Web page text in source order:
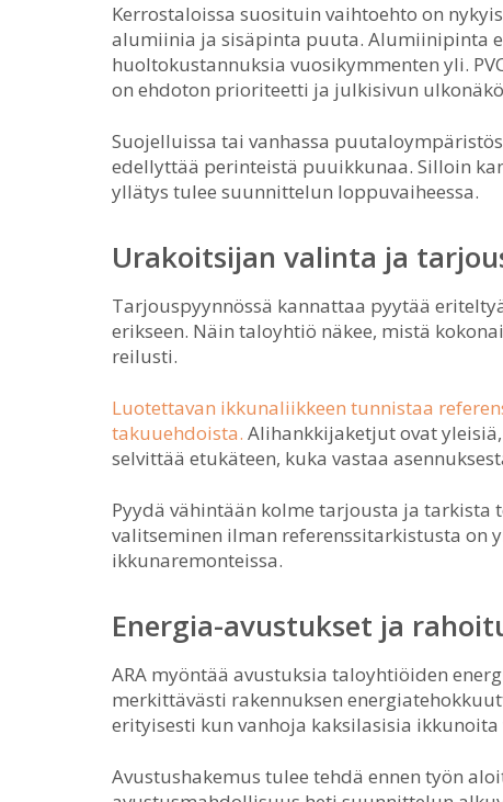
Kerrostaloissa suosituin vaihtoehto on
alumiinia ja sisäpinta puuta. Alumiinipinta
huoltokustannuksia vuosikymmenten yli.
on ehdoton prioriteetti ja julkisivun
Suojelluissa tai vanhassa
edellyttää perinteistä puuikkunaa. Silloin
yllätys tulee suunnittelun loppuvaiheessa.
Urakoitsijan valinta ja
Tarjouspyynnössä kannattaa pyytää
erikseen. Näin taloyhtiö näkee, mistä
reilusti.
Luotettavan ikkunaliikkeen tunnistaa
takuuehdoista. Alihankkijaketjut ovat
selvittää etukäteen, kuka vastaa
Pyydä vähintään kolme tarjousta ja
valitseminen ilman referenssitarkistusta on
ikkunaremonteissa.
Energia-avustukset ja
ARA myöntää avustuksia taloyhtiöiden
merkittävästi rakennuksen
erityisesti kun vanhoja kaksilasisia
Avustushakemus tulee tehdä ennen työn